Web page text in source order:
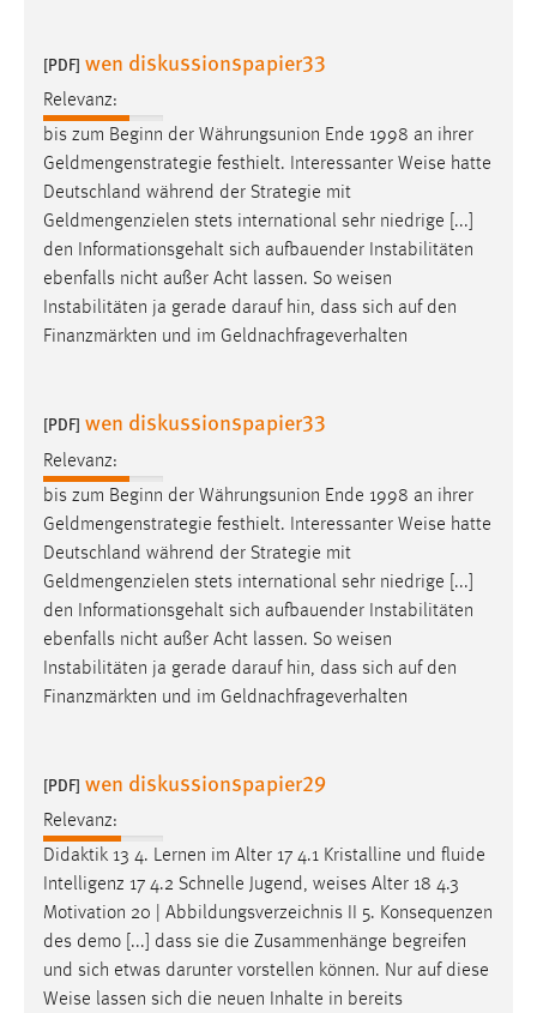
[PDF] wen diskussionspapier33
Relevanz:
bis zum Beginn der Währungsunion Ende 1998 an ihrer
Geldmengenstrategie festhielt. Interessanter Weise hatte
Deutschland während der Strategie mit
Geldmengenzielen stets international sehr niedrige [...]
den Informationsgehalt sich aufbauender Instabilitäten
ebenfalls nicht außer Acht lassen. So weisen
Instabilitäten ja gerade darauf hin, dass sich auf den
Finanzmärkten und im Geldnachfrageverhalten
[PDF] wen diskussionspapier33
Relevanz:
bis zum Beginn der Währungsunion Ende 1998 an ihrer
Geldmengenstrategie festhielt. Interessanter Weise hatte
Deutschland während der Strategie mit
Geldmengenzielen stets international sehr niedrige [...]
den Informationsgehalt sich aufbauender Instabilitäten
ebenfalls nicht außer Acht lassen. So weisen
Instabilitäten ja gerade darauf hin, dass sich auf den
Finanzmärkten und im Geldnachfrageverhalten
[PDF] wen diskussionspapier29
Relevanz:
Didaktik 13 4. Lernen im Alter 17 4.1 Kristalline und fluide
Intelligenz 17 4.2 Schnelle Jugend, weises Alter 18 4.3
Motivation 20 | Abbildungsverzeichnis II 5. Konsequenzen
des demo [...] dass sie die Zusammenhänge begreifen
und sich etwas darunter vorstellen können. Nur auf diese
Weise lassen sich die neuen Inhalte in bereits